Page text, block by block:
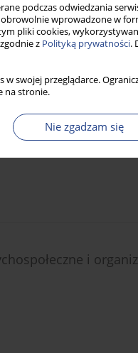
podczas odwiedzania
wprowadzone w
pliki cookies,
z Polityką prywatności.
w swojej przeglądarce.
na stronie.
Nie zgadzam się
– wybrane
i